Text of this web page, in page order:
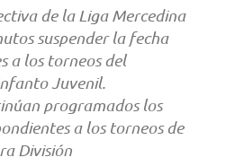
de la Liga Mercedina
suspender la fecha
a los torneos del
Juvenil.
programados los
a los torneos de
División